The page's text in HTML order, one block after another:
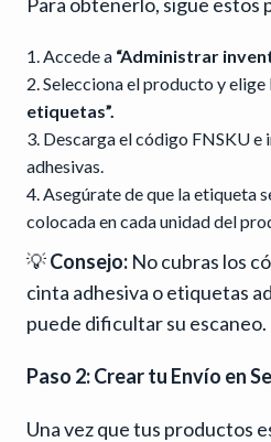
Accede a “Administrar
Selecciona el producto y elige
etiquetas”.
Descarga el código FNSKU e
adhesivas.
Asegúrate de que la etiqueta
colocada en cada unidad del
💡Consejo: No cubras los
cinta adhesiva o etiquetas
puede dificultar su escaneo.
Paso 2: Crear tu Envío en
Una vez que tus productos